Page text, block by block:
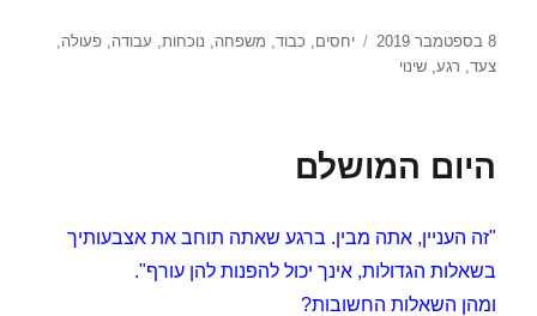
פורסם
בתאריך
8 בספטמבר 2019 תגיות
יחסים, כבוד, משפחה, נוכחות, עבודה,פעולה,
צעד, רגע,שינוי
היום המושלם
"זה העניין, אתה מבין. ברגע שאתה תוחב את אצבעותיך
בשאלות הגדולות, אינך יכול להפנות להן עורף".
ומהן השאלות החשובות?